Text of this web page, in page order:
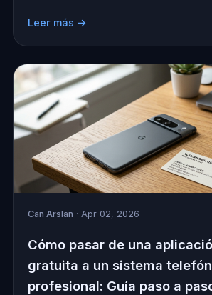
Leer más →
Can Arslan · Apr 02, 2026
Cómo pasar de una
gratuita a un sistema
profesional: Guía paso a